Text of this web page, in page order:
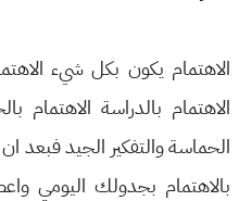
الاهتمام يكون بكل شيء
الاهتمام بالدراسة
الحماسة والتفكير الجيد
بالاهتمام بجدولك اليومي